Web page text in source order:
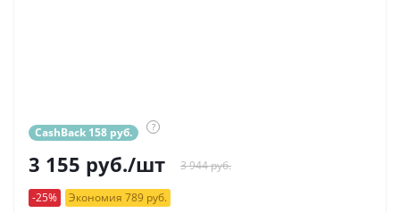
CashBack 158 руб. ?
3 155 руб./шт 3 944 руб.
-25% Экономия 789 руб.